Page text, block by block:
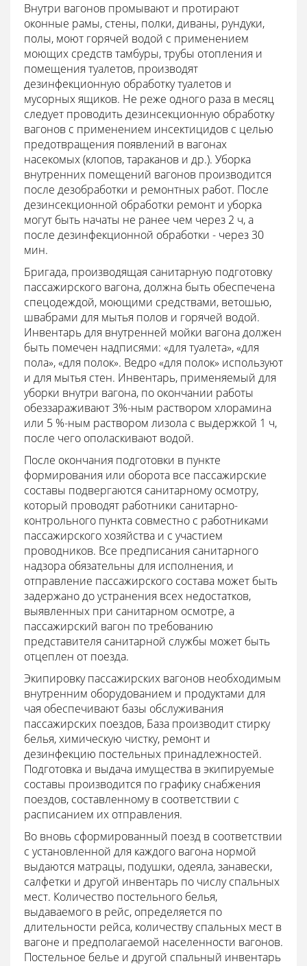
Внутри вагонов промывают и протирают
оконные рамы, стены, полки, диваны, рундуки,
полы, моют горячей водой с применением
моющих средств тамбуры, трубы отопления и
помещения туалетов, производят
дезинфекционную обработку туалетов и
мусорных ящиков. Не реже одного раза в месяц
следует проводить дезинсекционную обработку
вагонов с применением инсектицидов с целью
предотвращения появлений в вагонах
насекомых (клопов, тараканов и др.). Уборка
внутренних помещений вагонов производится
после дезобработки и ремонтных работ. После
дезинсекционной обработки ремонт и уборка
могут быть начаты не ранее чем через 2 ч, а
после дезинфекционной обработки - через 30
мин.
Бригада, производящая санитарную подготовку
пассажирского вагона, должна быть обеспечена
спецодеждой, моющими средствами, ветошью,
швабрами для мытья полов и горячей водой.
Инвентарь для внутренней мойки вагона должен
быть помечен надписями: «для туалета», «для
пола», «для полок». Ведро «для полок» используют
и для мытья стен. Инвентарь, применяемый для
уборки внутри вагона, по окончании работы
обеззараживают 3%-ным раствором хлорамина
или 5 %-ным раствором лизола с выдержкой 1 ч,
после чего ополаскивают водой.
После окончания подготовки в пункте
формирования или оборота все пассажирские
составы подвергаются санитарному осмотру,
который проводят работники санитарно-
контрольного пункта совместно с работниками
пассажирского хозяйства и с участием
проводников. Все предписания санитарного
надзора обязательны для исполнения, и
отправление пассажирского состава может быть
задержано до устранения всех недостатков,
выявленных при санитарном осмотре, а
пассажирский вагон по требованию
представителя санитарной службы может быть
отцеплен от поезда.
Экипировку пассажирских вагонов необходимым
внутренним оборудованием и продуктами для
чая обеспечивают базы обслуживания
пассажирских поездов, База производит стирку
белья, химическую чистку, ремонт и
дезинфекцию постельных принадлежностей.
Подготовка и выдача имущества в экипируемые
составы производится по графику снабжения
поездов, составленному в соответствии с
расписанием их отправления.
Во вновь сформированный поезд в соответствии
с установленной для каждого вагона нормой
выдаются матрацы, подушки, одеяла, занавески,
салфетки и другой инвентарь по числу спальных
мест. Количество постельного белья,
выдаваемого в рейс, определяется по
длительности рейса, количеству спальных мест в
вагоне и предполагаемой населенности вагонов.
Постельное белье и другой спальный инвентарь